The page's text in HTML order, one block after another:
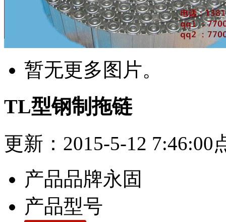
暂无更多图片。
TL型钢制拖链
更新：2015-5-12 7:46:00
产品品牌永固
产品型号